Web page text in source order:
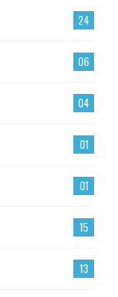
24
06
04
01
01
15
13